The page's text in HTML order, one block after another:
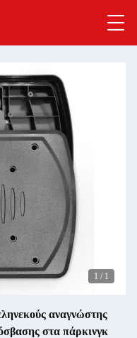
1 / 1
αναγνώστης
στα πάρκινγκ